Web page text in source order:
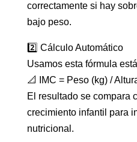
correctamente si hay
bajo peso.
2️⃣ Cálculo Automático
Usamos esta fórmula
📐 IMC = Peso (kg) /
El resultado se compara
crecimiento infantil para
nutricional.